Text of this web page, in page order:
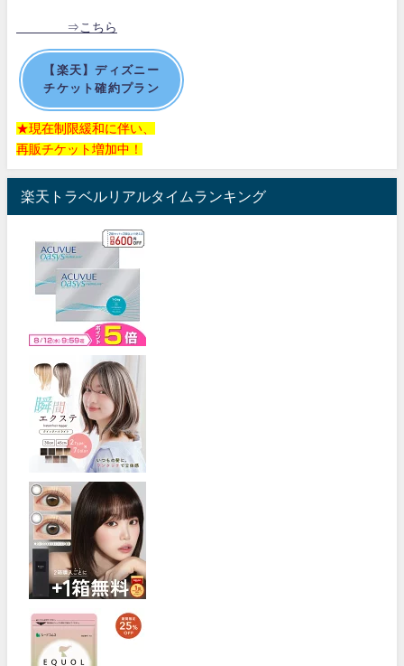
⇒こちら
【楽天】ディズニー
チケット確約プラン
★現在制限緩和に伴い、
再販チケット増加中！
楽天トラベルリアルタイムランキング